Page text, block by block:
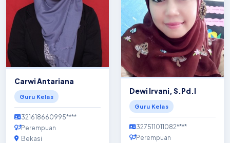
Carwi Antariana
Guru Kelas
321618660995****
Perempuan
Bekasi
Dewi Irvani, S.Pd.I
Guru Kelas
327511011082****
Perempuan